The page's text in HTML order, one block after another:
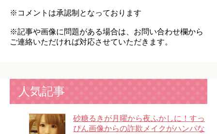
※コメントは承認制となっております
※記事や画像に問題がある場合は、お問い合わせ欄から
ご連絡いただければ対応させていただきます。
人気記事
砂糖るきが月曜から夜ふかしに！すっ
ぴん画像からの詐欺メイクがハンパな